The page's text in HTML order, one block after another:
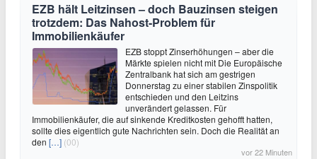
EZB hält Leitzinsen – doch Bauzinsen steigen
trotzdem: Das Nahost-Problem für
Immobilienkäufer
EZB stoppt Zinserhöhungen – aber die
Märkte spielen nicht mit Die Europäische
Zentralbank hat sich am gestrigen
Donnerstag zu einer stabilen Zinspolitik
entschieden und den Leitzins
unverändert gelassen. Für
Immobilienkäufer, die auf sinkende Kreditkosten gehofft hatten,
sollte dies eigentlich gute Nachrichten sein. Doch die Realität an
den […] (00)
vor 22 Minuten